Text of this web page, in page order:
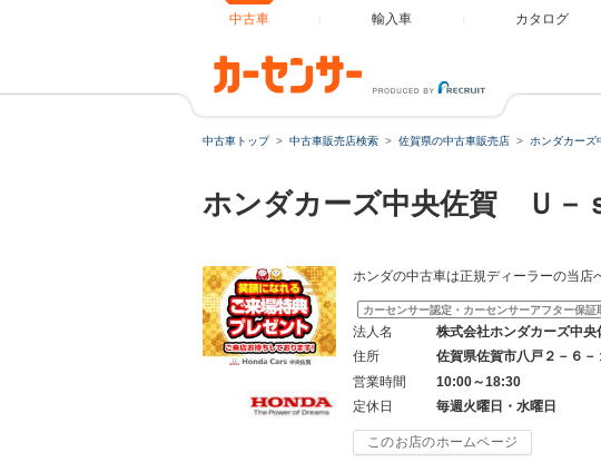
中古車 輸入車 カタログ
中古車トップ 中古車販売店検索 佐賀県の中古車販売店 ホンダカーズ
ホンダカーズ中央佐賀 Ｕ－
ホンダの中古車は正規ディーラーの当
カーセンサー認定・カーセンサーアフター保証
法人名
株式会社ホンダカーズ中央
住所
佐賀県佐賀市八戸２－６－
営業時間
10:00～18:30
定休日
毎週火曜日・水曜日
このお店のホームページ